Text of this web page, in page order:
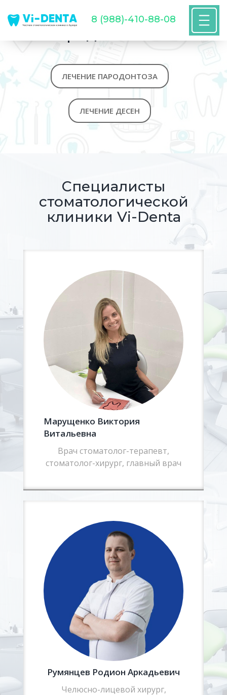
8 (988)-410-88-08
ЛЕЧЕНИЕ ПАРОДОНТОЗА
ЛЕЧЕНИЕ ДЕСЕН
Специалисты
стоматологической
клиники Vi-Denta
Марущенко Виктория
Витальевна
Врач стоматолог-терапевт,
стоматолог-хирург, главный врач
Румянцев Родион Аркадьевич
Челюсно-лицевой хирург,